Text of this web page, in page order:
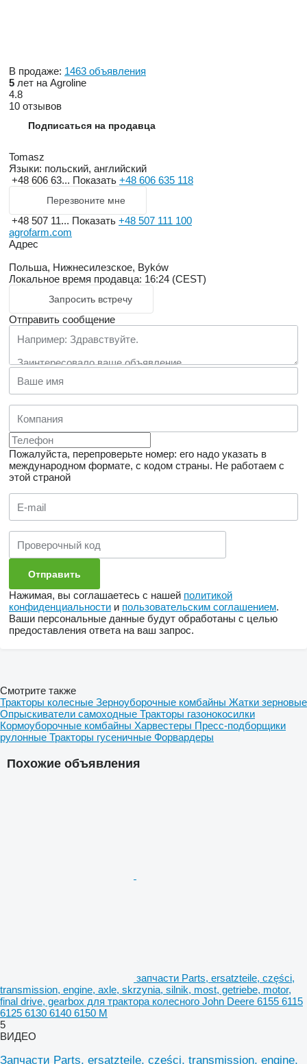
В продаже: 1463 объявления
5 лет на Agroline
4.8
10 отзывов
Подписаться на продавца
Tomasz
Языки: польский, английский
+48 606 63... Показать +48 606 635 118
Перезвоните мне
+48 507 11... Показать +48 507 111 100
agrofarm.com
Адрес
Польша, Нижнесилезское, Byków
Локальное время продавца: 16:24 (CEST)
Запросить встречу
Отправить сообщение
Пожалуйста, перепроверьте номер: его надо указать в
международном формате, с кодом страны. Не работаем с
этой страной
Нажимая, вы соглашаетесь с нашей политикой
конфиденциальности и пользовательским соглашением.
Ваши персональные данные будут обработаны с целью
предоставления ответа на ваш запрос.
Похожие объявления
запчасти Parts, ersatzteile, części,
transmission, engine, axle, skrzynia, silnik, most, getriebe, motor,
final drive, gearbox для трактора колесного John Deere 6155 6115
6125 6130 6140 6150 M
5
ВИДЕО
Запчасти Parts, ersatzteile, części, transmission, engine,
Смотрите также
Тракторы колесные Зерноуборочные комбайны Жатки зерновые
Опрыскиватели самоходные Тракторы газонокосилки
Кормоуборочные комбайны Харвестеры Пресс-подборщики
рулонные Тракторы гусеничные Форвардеры